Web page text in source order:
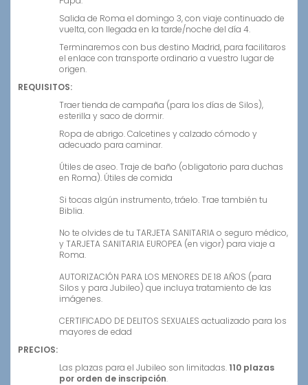
Salida de Roma el domingo 3, con viaje continuado de
vuelta, con llegada en la tarde/noche del día 4.
Terminaremos con bus destino Madrid, para facilitaros
el enlace con transporte ordinario a vuestro lugar de
origen.
REQUISITOS:
Traer tienda de campaña (para los días de Silos),
esterilla y saco de dormir.
Ropa de abrigo. Calcetines y calzado cómodo y
adecuado para caminar.
Útiles de aseo. Traje de baño (obligatorio para duchas
en Roma). Útiles de comida
Si tocas algún instrumento, tráelo. Trae también tu
Biblia.
No te olvides de tu TARJETA SANITARIA o seguro médico,
y TARJETA SANITARIA EUROPEA (en vigor) para viaje a
Roma.
AUTORIZACIÓN PARA LOS MENORES DE 18 AÑOS (para
Silos y para Jubileo) que incluya tratamiento de las
imágenes.
CERTIFICADO DE DELITOS SEXUALES actualizado para los
mayores de edad
PRECIOS:
Las plazas para el Jubileo son limitadas.110 plazas
por orden de inscripción.